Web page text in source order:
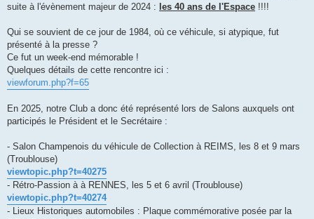
suite à l'évènement majeur de 2024 : les 40 ans de l'Espace !!!!
Qui se souvient de ce jour de 1984, où ce véhicule, si atypique, fut
présenté à la presse ?
Ce fut un week-end mémorable !
Quelques détails de cette rencontre ici :
viewforum.php?f=65
En 2025, notre Club a donc été représenté lors de Salons auxquels ont
participés le Président et le Secrétaire :
- Salon Champenois du véhicule de Collection à REIMS, les 8 et 9 mars
(Troublouse)
viewtopic.php?t=40275
- Rétro-Passion à à RENNES, les 5 et 6 avril (Troublouse)
viewtopic.php?t=40274
- Lieux Historiques automobiles : Plaque commémorative posée par la